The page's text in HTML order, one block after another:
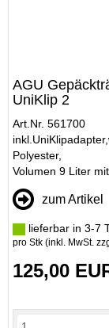
AGU
UniKlip 2
Art.Nr. 561700
Polyester,
Volumen 9 Liter
zum Artikel
lieferbar in 3-7
pro Stk (inkl. MwSt.
125,00